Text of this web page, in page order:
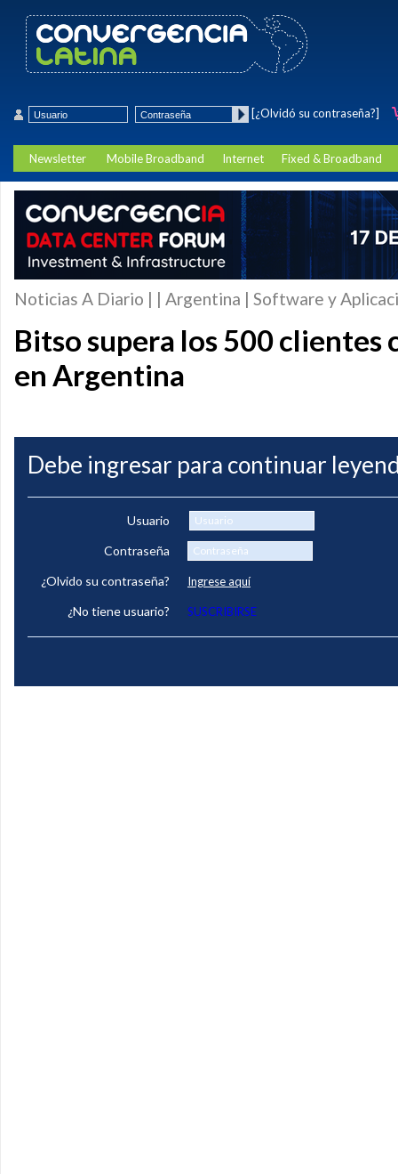
[¿Olvidó su contraseña?]
Newsletter Mobile Broadband Internet Fixed & Broadband
Noticias A Diario | | Argentina | Software y
Bitso supera los 500 clientes
en Argentina
Debe ingresar para continuar
Usuario
Contraseña
¿Olvido su contraseña?
Ingrese aquí
¿No tiene usuario? SUSCRIBIRSE